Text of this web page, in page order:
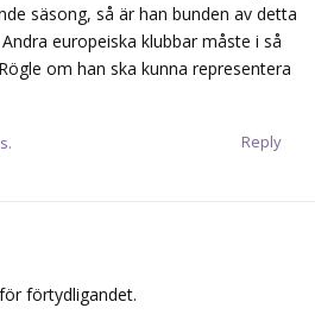
säsong, så är han bunden av detta
europeiska klubbar måste i så
om han ska kunna representera
Reply
förtydligandet.